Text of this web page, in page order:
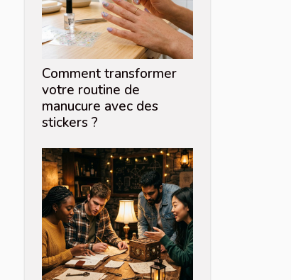
Comment transformer
votre routine de
manucure avec des
stickers ?